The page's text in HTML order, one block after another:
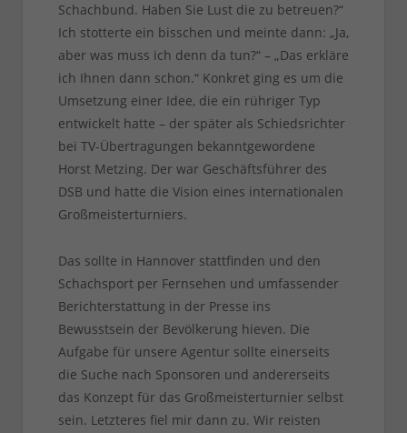
Schachbund. Haben Sie Lust die zu betreuen?“
Ich stotterte ein bisschen und meinte dann: „Ja,
aber was muss ich denn da tun?“ – „Das erkläre
ich Ihnen dann schon.“ Konkret ging es um die
Umsetzung einer Idee, die ein rühriger Typ
entwickelt hatte – der später als Schiedsrichter
bei TV-Übertragungen bekanntgewordene
Horst Metzing. Der war Geschäftsführer des
DSB und hatte die Vision eines internationalen
Großmeisterturniers.
Das sollte in Hannover stattfinden und den
Schachsport per Fernsehen und umfassender
Berichterstattung in der Presse ins
Bewusstsein der Bevölkerung hieven. Die
Aufgabe für unsere Agentur sollte einerseits
die Suche nach Sponsoren und andererseits
das Konzept für das Großmeisterturnier selbst
sein. Letzteres fiel mir dann zu. Wir reisten